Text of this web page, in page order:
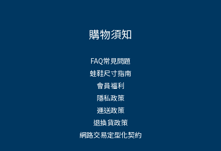
購物須知
FAQ常見問題
蛙鞋尺寸指南
會員福利
隱私政策
運送政策
退換貨政策
網路交易定型化契約